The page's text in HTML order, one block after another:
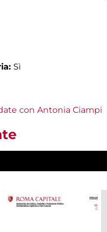
Sì
con Antonia Ciampi